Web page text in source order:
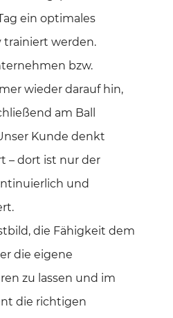
ein optimales
trainiert werden.
bzw.
wieder darauf hin,
am Ball
Kunde denkt
– dort ist nur der
und
die Fähigkeit dem
die eigene
zu lassen und im
die richtigen